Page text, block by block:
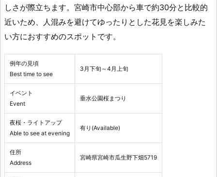
しさが際立ちます。宮崎市中心部から車で約30分と比較的
近いため、人混みを避けてゆったりとした花見を楽しみた
い方におすすめのスポットです。
例年の見頃
Best time to see
3月下旬～4月上旬
イベント
Event
垂水公園桜まつり
夜桜・ライトアップ
Able to see at evening
有り(Available)
住所
Address
宮崎県宮崎市瓜生野下畑5719